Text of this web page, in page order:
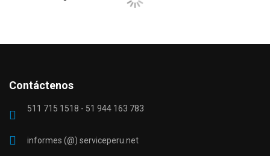
Contáctenos
511 715 1518 - 51 944 163 783
informes (@) serviceperu.net